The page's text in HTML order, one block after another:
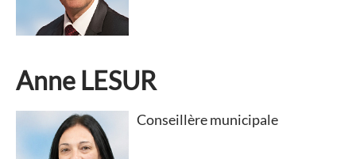
Anne LESUR
Conseillère municipale